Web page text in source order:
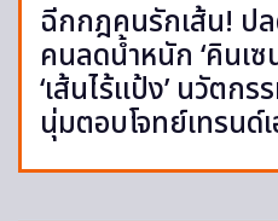
ฉีกกฎคนรักเส้น! ป
คนลดน้ำหนัก ‘คินเซ
‘เส้นไร้แป้ง’ นวัตก
นุ่มตอบโจทย์เทรนด์